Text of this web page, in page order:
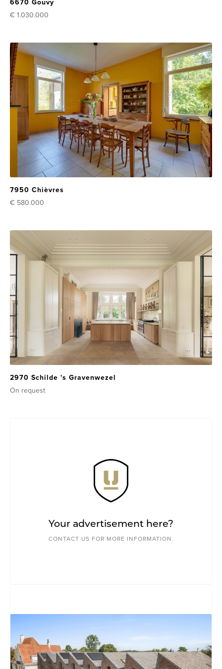
6670 Gouvy
€ 1.030.000
7950 Chièvres
€ 580.000
2970 Schilde 's Gravenwezel
On request
Your advertisement here?
CONTACT US FOR MORE INFORMATION.